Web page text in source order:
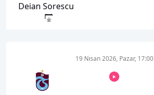
Deian Sorescu
19 Nisan 2026, Pazar, 17:00